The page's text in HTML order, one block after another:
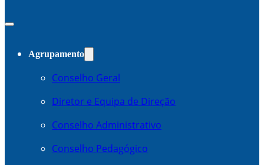
Agrupamento
Conselho Geral
Diretor e Equipa de Direção
Conselho Administrativo
Conselho Pedagógico